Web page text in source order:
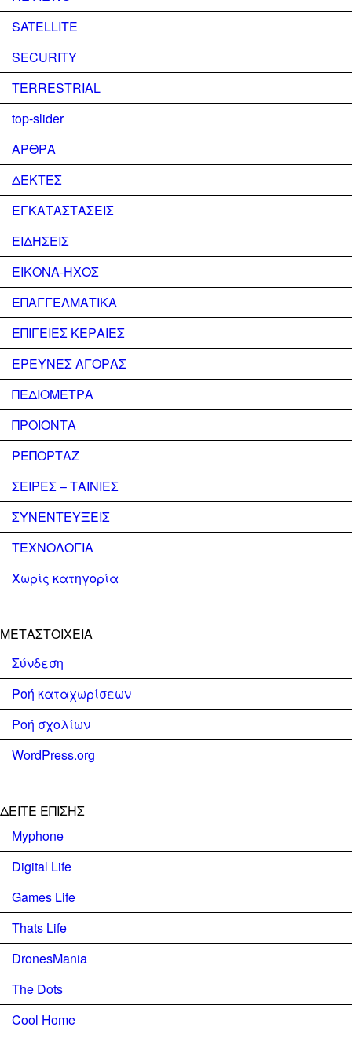
SATELLITE
SECURITY
TERRESTRIAL
top-slider
ΑΡΘΡΑ
ΔΕΚΤΕΣ
ΕΓΚΑΤΑΣΤΑΣΕΙΣ
ΕΙΔΗΣΕΙΣ
ΕΙΚΟΝΑ-ΗΧΟΣ
ΕΠΑΓΓΕΛΜΑΤΙΚΑ
ΕΠΙΓΕΙΕΣ ΚΕΡΑΙΕΣ
ΕΡΕΥΝΕΣ ΑΓΟΡΑΣ
ΠΕΔΙΟΜΕΤΡΑ
ΠΡΟΙΟΝΤΑ
ΡΕΠΟΡΤΑΖ
ΣΕΙΡΕΣ – ΤΑΙΝΙΕΣ
ΣΥΝΕΝΤΕΥΞΕΙΣ
ΤΕΧΝΟΛΟΓΙΑ
Χωρίς κατηγορία
ΜΕΤΑΣΤΟΙΧΕΊΑ
Σύνδεση
Ροή καταχωρίσεων
Ροή σχολίων
WordPress.org
ΔΕΊΤΕ ΕΠΊΣΗΣ
Myphone
Digital Life
Games Life
Thats Life
DronesMania
The Dots
Cool Home